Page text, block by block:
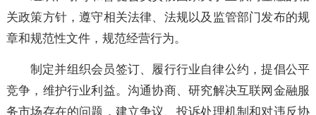
中国互联网金融协会职责包括：
关政策方针，遵守相关法律、法规以及监管部门发布的
章和规范性文件，规范经营行为。